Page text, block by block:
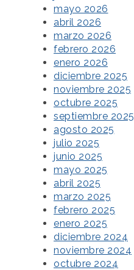
mayo 2026
abril 2026
marzo 2026
febrero 2026
enero 2026
diciembre 2025
noviembre 2025
octubre 2025
septiembre 2025
agosto 2025
julio 2025
junio 2025
mayo 2025
abril 2025
marzo 2025
febrero 2025
enero 2025
diciembre 2024
noviembre 2024
octubre 2024